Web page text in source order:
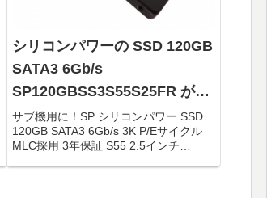
シリコンパワーの SSD 120GB
SATA3 6Gb/s
SP120GBSS3S55S25FR がタ
イムセールで4,185円！
サブ機用に！SP シリコンパワー SSD
120GB SATA3 6Gb/s 3K P/Eサイクル
MLC採用 3年保証 S55 2.5インチ